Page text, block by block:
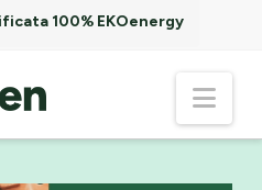
100% EKOenergy